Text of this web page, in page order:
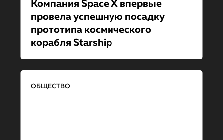
Компания Space X впервые
провела успешную посадку
прототипа космического
корабля Starship
ОБЩЕСТВО